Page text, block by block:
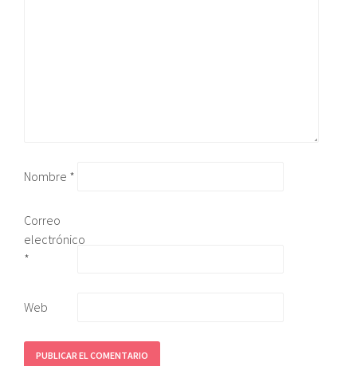
Nombre *
Correo
electrónico
*
Web